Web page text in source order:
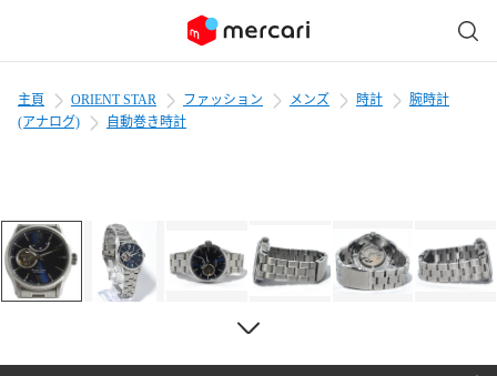
主頁 ORIENT STAR ファッション メンズ 時計
腕時計
(アナログ)
自動巻き時計